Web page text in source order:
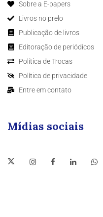
Sobre a E-papers
Livros no prelo
Publicação de livros
Editoração de periódicos
Política de Trocas
Política de privacidade
Entre em contato
Mídias sociais